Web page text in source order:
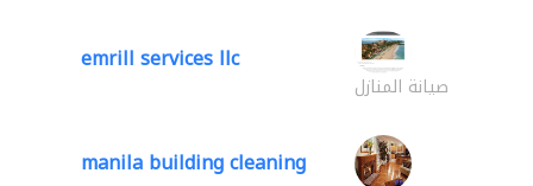
emrill services llc
صيانة المنازل
manila building cleaning